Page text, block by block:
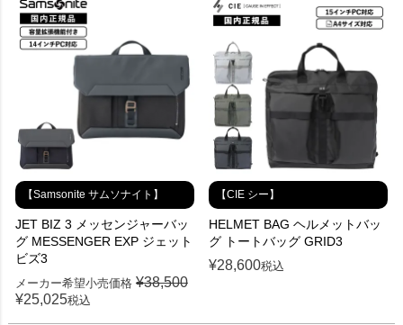
【Samsonite サムソナイト】
JET BIZ 3 メッセンジャーバッ
グ MESSENGER EXP ジェット
ビズ3
メーカー希望小売価格 ¥38,500
¥25,025税込
【CIE シー】
HELMET BAG ヘルメットバッ
グ トートバッグ GRID3
¥28,600税込